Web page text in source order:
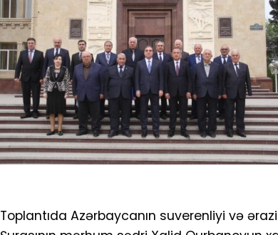
Toplantıda Azərbaycanın suverenliyi və